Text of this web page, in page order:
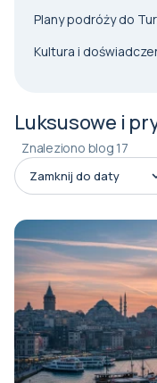
Plany podróży do
Kultura i
Luksusowe i
Znaleziono blog 17